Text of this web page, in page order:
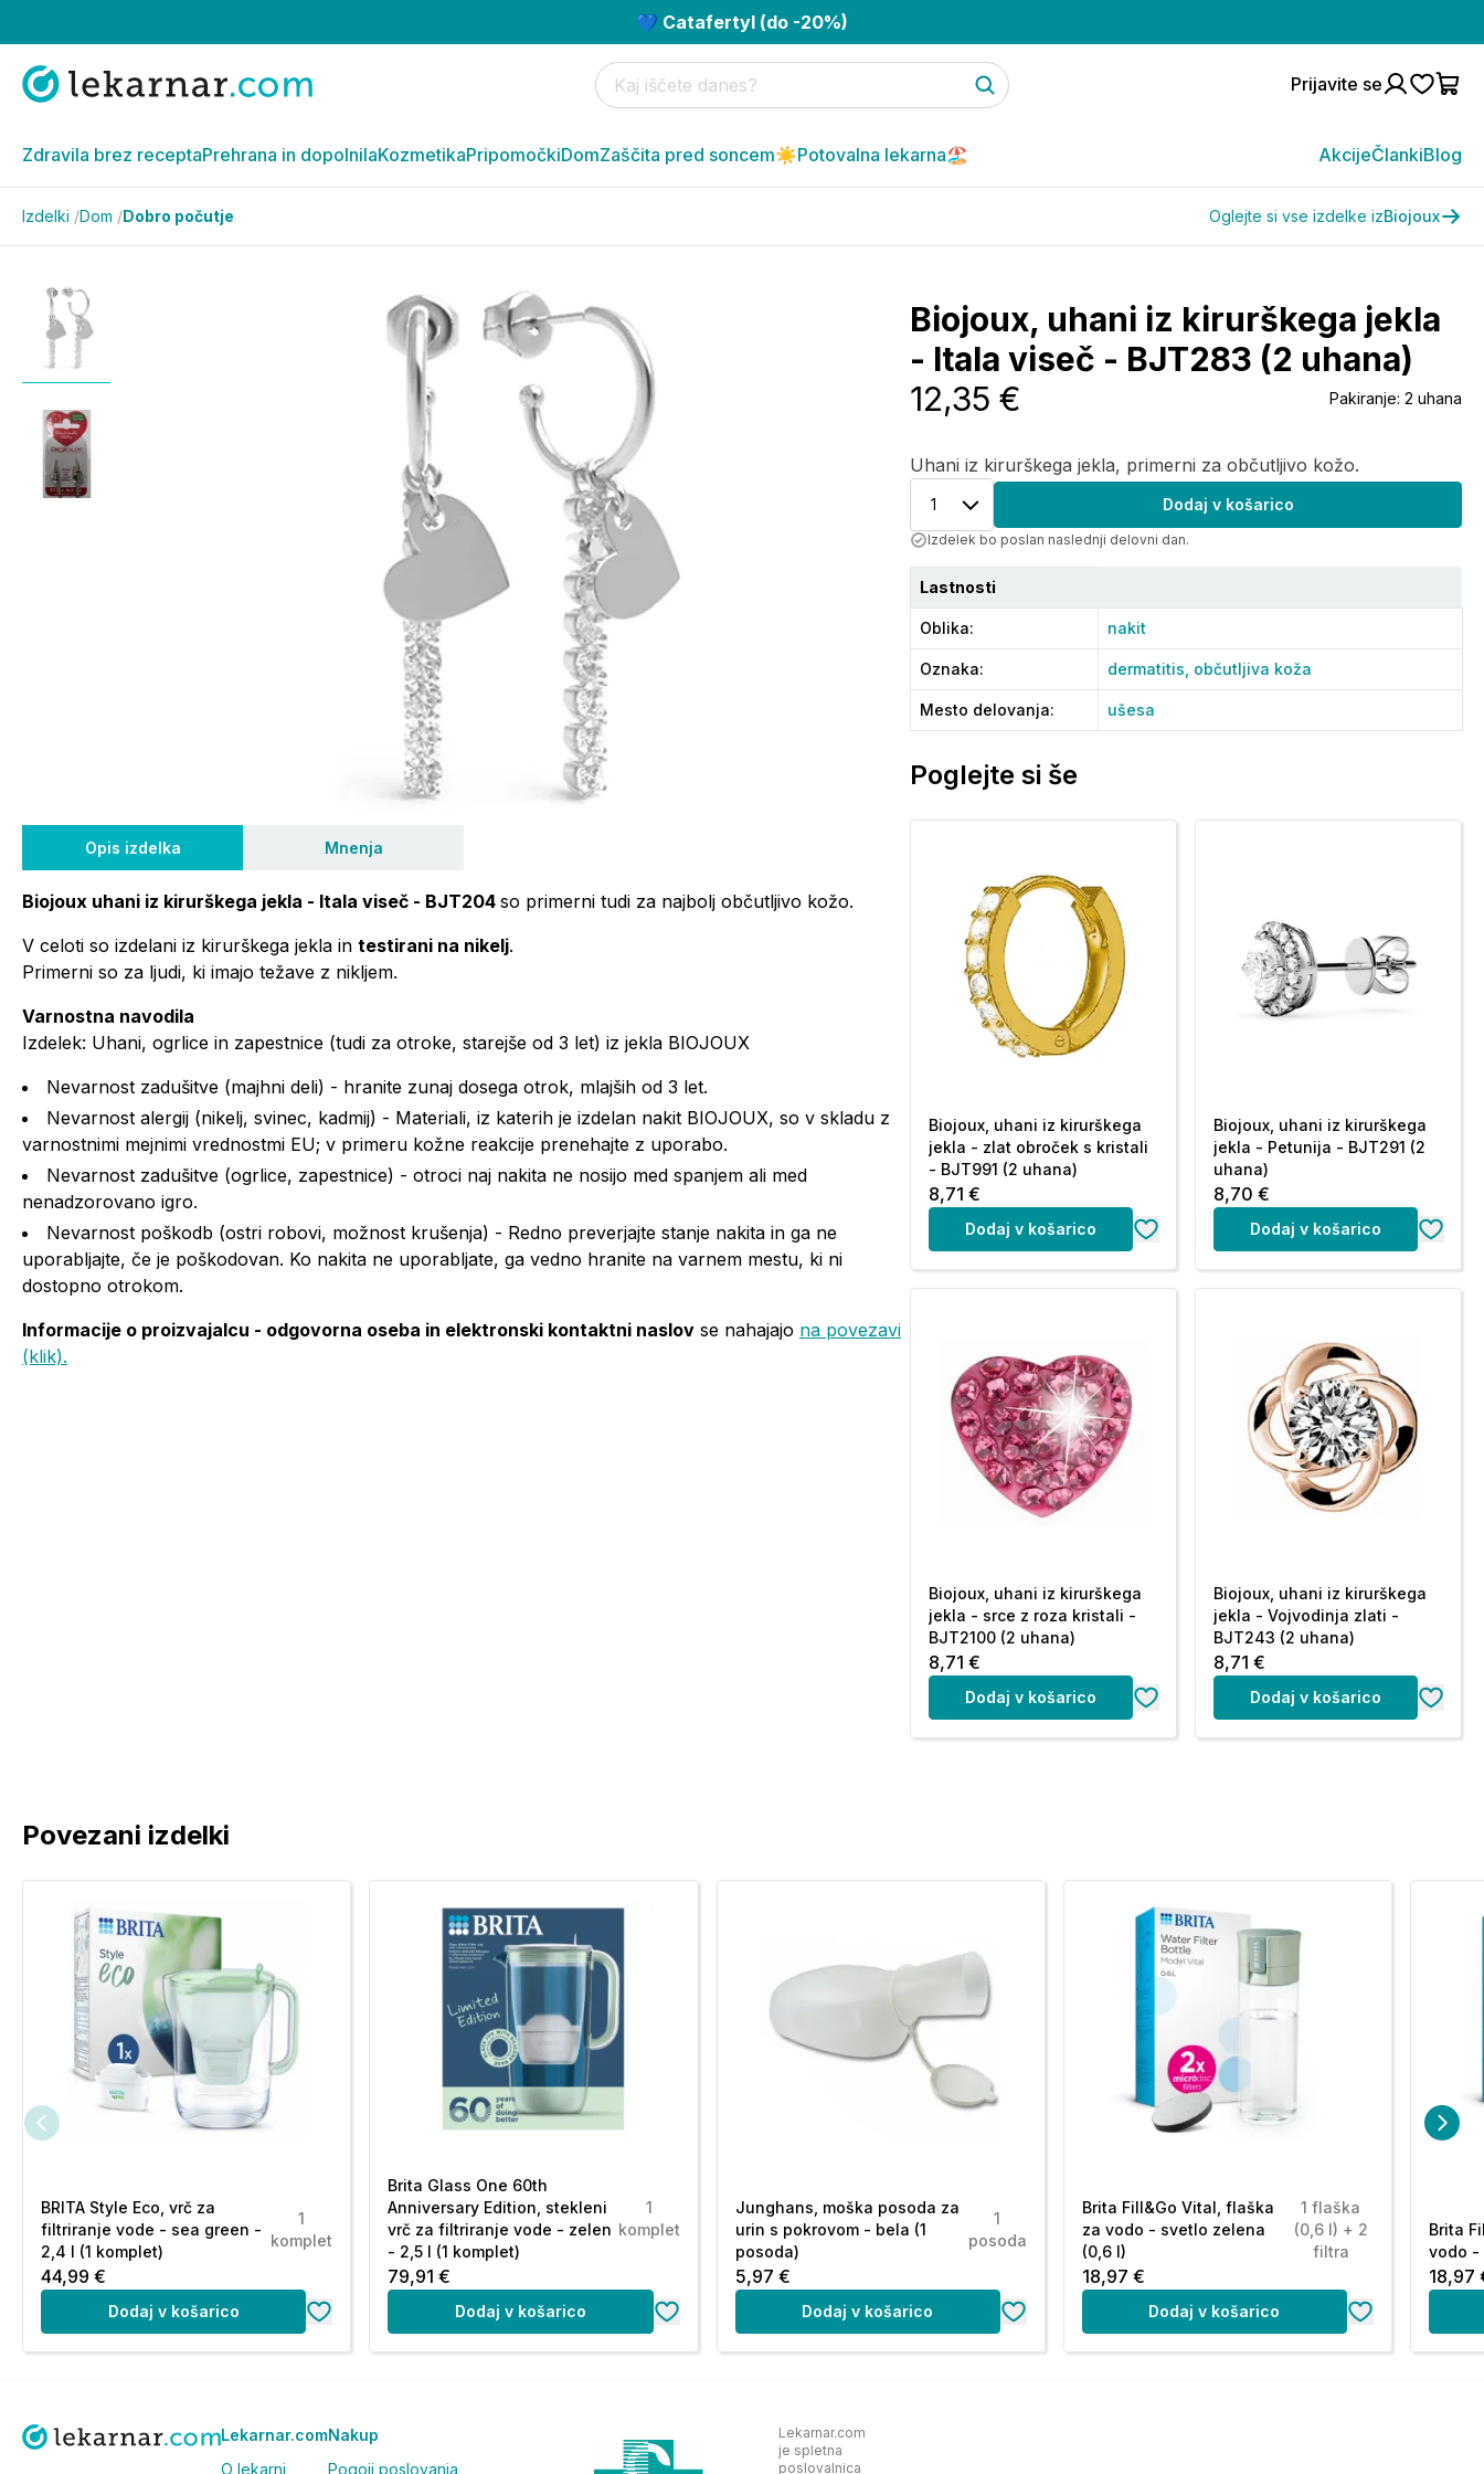
💙 Catafertyl (do -20%)
Prijavite se
Zdravila brez receptaPrehrana in dopolnilaKozmetikaPripomočkiDomZaščita pred soncem☀️Potovalna lekarna🏖️ AkcijeČlankiBlog
Izdelki /Dom /Dobro počutje Oglejte si vse izdelke izBiojoux
Opis izdelka Mnenja
Biojoux uhani iz kirurškega jekla - Itala viseč - BJT204 so primerni tudi za najbolj občutljivo kožo.
V celoti so izdelani iz kirurškega jekla in testirani na nikelj.
Primerni so za ljudi, ki imajo težave z nikljem.
Varnostna navodila
Izdelek: Uhani, ogrlice in zapestnice (tudi za otroke, starejše od 3 let) iz jekla BIOJOUX
Nevarnost zadušitve (majhni deli) - hranite zunaj dosega otrok, mlajših od 3 let.
Nevarnost alergij (nikelj, svinec, kadmij) - Materiali, iz katerih je izdelan nakit BIOJOUX, so v skladu z
varnostnimi mejnimi vrednostmi EU; v primeru kožne reakcije prenehajte z uporabo.
Nevarnost zadušitve (ogrlice, zapestnice) - otroci naj nakita ne nosijo med spanjem ali med
nenadzorovano igro.
Nevarnost poškodb (ostri robovi, možnost krušenja) - Redno preverjajte stanje nakita in ga ne
uporabljajte, če je poškodovan. Ko nakita ne uporabljate, ga vedno hranite na varnem mestu, ki ni
dostopno otrokom.
Informacije o proizvajalcu - odgovorna oseba in elektronski kontaktni naslov se nahajajo na povezavi
(klik).
Biojoux, uhani iz kirurškega jekla
- Itala viseč - BJT283 (2 uhana)
Uhani iz kirurškega jekla, primerni za občutljivo kožo.
12,35 € Pakiranje: 2 uhana
1 Dodaj v košarico
Izdelek bo poslan naslednji delovni dan.
Lastnosti
Oblika: nakit
Oznaka: dermatitis, občutljiva koža
Mesto delovanja: ušesa
Poglejte si še
Biojoux, uhani iz kirurškega
jekla - zlat obroček s kristali
- BJT991 (2 uhana)
8,71 €
Dodaj v košarico
Biojoux, uhani iz kirurškega
jekla - Petunija - BJT291 (2
uhana)
8,70 €
Dodaj v košarico
Biojoux, uhani iz kirurškega
jekla - srce z roza kristali -
BJT2100 (2 uhana)
8,71 €
Dodaj v košarico
Biojoux, uhani iz kirurškega
jekla - Vojvodinja zlati -
BJT243 (2 uhana)
8,71 €
Dodaj v košarico
Povezani izdelki
BRITA Style Eco, vrč za
filtriranje vode - sea green -
2,4 l (1 komplet)
1
komplet
44,99 €
Dodaj v košarico
Brita Glass One 60th
Anniversary Edition, stekleni
vrč za filtriranje vode - zelen
- 2,5 l (1 komplet)
1
komplet
79,91 €
Dodaj v košarico
Junghans, moška posoda za
urin s pokrovom - bela (1
posoda)
1
posoda
5,97 €
Dodaj v košarico
Brita Fill&Go Vital, flaška
za vodo - svetlo zelena
(0,6 l)
1 flaška
(0,6 l) + 2
filtra
18,97 €
Dodaj v košarico
Brita
vodo -
18,97
Lekarnar.com
O lekarni
Nakup
Pogoji poslovanja
Lekarnar.com
je spletna
poslovalnica